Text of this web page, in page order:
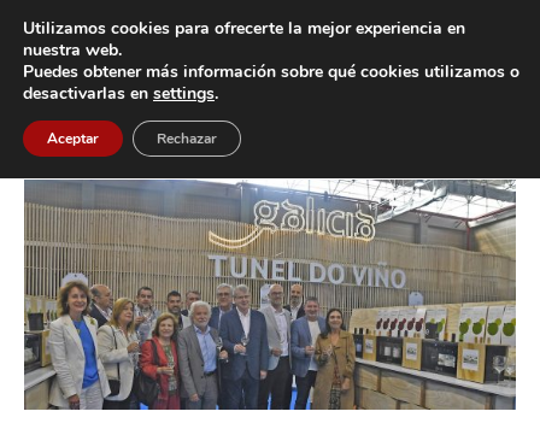
Inicio Etiquetas Expourense
Etiqueta: Expourense
Utilizamos cookies para ofrecerte la mejor experiencia en
nuestra web.
Puedes obtener más información sobre qué cookies utilizamos o
desactivarlas en settings.
Aceptar Rechazar